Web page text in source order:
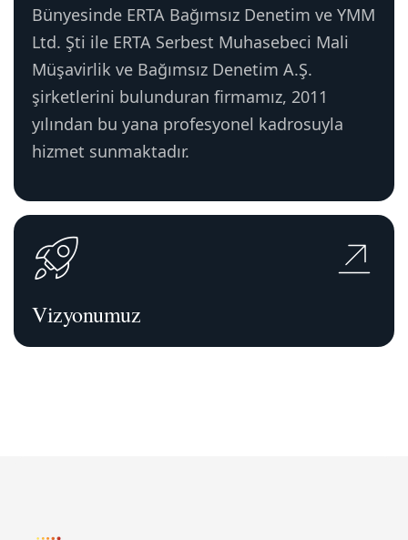
Bünyesinde ERTA Bağımsız Denetim ve YMM
Ltd. Şti ile ERTA Serbest Muhasebeci Mali
Müşavirlik ve Bağımsız Denetim A.Ş.
şirketlerini bulunduran firmamız, 2011
yılından bu yana profesyonel kadrosuyla
hizmet sunmaktadır.
Vizyonumuz